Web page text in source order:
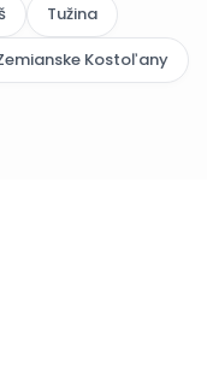
Tužina
Kostoľany